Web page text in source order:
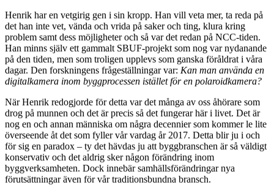
Henrik har en vetgirig gen i sin kropp. Han vill veta mer, ta reda på
det han inte vet, vända och vrida på saker och ting, klura kring
problem samt dess möjligheter och så var det redan på NCC-tiden.
Han minns själv ett gammalt SBUF-projekt som nog var nydanande
på den tiden, men som troligen upplevs som ganska föråldrat i våra
dagar. Den forskningens frågeställningar var: Kan man använda en
digitalkamera inom byggprocessen istället för en polaroidkamera?
När Henrik redogjorde för detta var det många av oss åhörare som
drog på munnen och det är precis så det fungerar här i livet. Det är
nog en och annan människa om några decennier som kommer le lite
överseende åt det som fyller vår vardag år 2017. Detta blir ju i och
för sig en paradox – ty det hävdas ju att byggbranschen är så väldigt
konservativ och det aldrig sker någon förändring inom
byggverksamheten. Dock innebär samhällsförändringar nya
förutsättningar även för vår traditionsbundna bransch.